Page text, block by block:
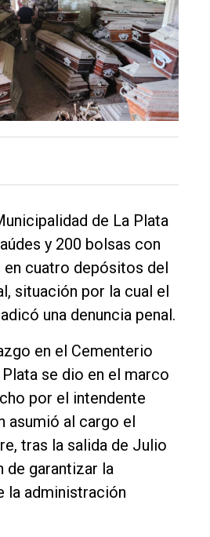
de La Plata
y 200 bolsas con
en cuatro depósitos del
situación por la cual el
una denuncia penal.
en el Cementerio
se dio en el marco
por el intendente
asumió al cargo el
tras la salida de Julio
de garantizar la
la administración